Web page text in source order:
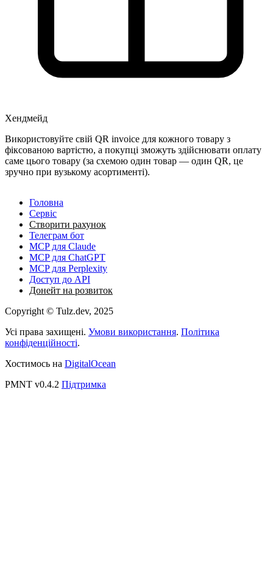
Хендмейд
Використовуйте свій QR invoice для кожного товару з
фіксованою вартістю, а покупці зможуть здійснювати оплату
саме цього товару (за схемою один товар — один QR, це
зручно при вузькому асортименті).
Головна
Сервіс
Створити рахунок
Телеграм бот
MCP для Claude
MCP для ChatGPT
MCP для Perplexity
Доступ до API
Донейт на розвиток
Copyright © Tulz.dev, 2025
Усі права захищені. Умови використання. Політика
конфіденційності.
Хостимось на DigitalOcean
PMNT v0.4.2 Підтримка